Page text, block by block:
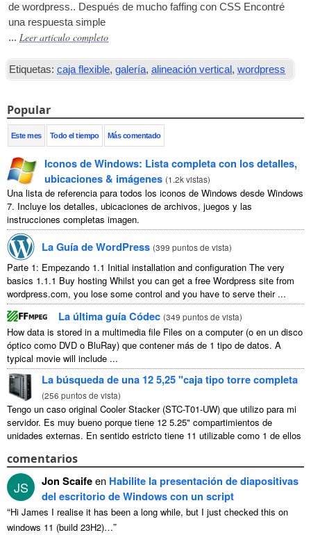
de wordpress.. Después de mucho faffing conCSS Encontré
una respuesta simple
... Leer artículo completo
Etiquetas: caja flexible,galería,alineación vertical ,wordpress
Popular
Este mes Todo el tiempo Más comentado
Iconos de Windows: Lista completa con los detalles,
ubicaciones & imágenes (1.2k vistas)
Una lista de referencia para todos los iconos de Windows desde Windows
7. Incluye los detalles, ubicaciones de archivos, juegos y las
instrucciones completas imagen.
La Guía de WordPress (399 puntos de vista)
Parte 1: Empezando 1.1 Initial installation and configuration The very
basics 1.1.1 Buy hosting Whilst you can get a free Wordpress site from
wordpress.com, you lose some control and you have to serve their...
La última guía Códec (349 puntos de vista)
How data is stored in a multimedia file Files on a computer(o en un disco
óptico como DVD o BluRay) que contener más de 1 tipo de datos. A
typical movie will include ...
La búsqueda de una 12 5,25 "caja tipo torre completa
(256 puntos de vista)
Tengo un caso original Cooler Stacker (STC-T01-UW) que utilizo para mi
servidor. Es muy bueno porque tiene 12 5.25" compartimientos de
unidades externas. En sentido estricto tiene 11 utilizable como 1 de ellos
comentarios
JS Jon Scaifeen Habilite la presentación de diapositivas
del escritorio de Windows con un script
“Hi James I realise it has been a long while, but I just checked this on
windows 11 (build 23H2)…”